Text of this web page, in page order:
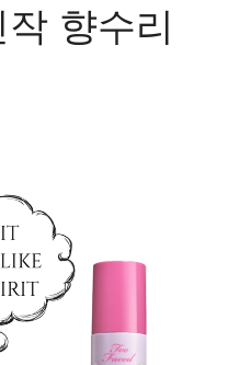
향수리